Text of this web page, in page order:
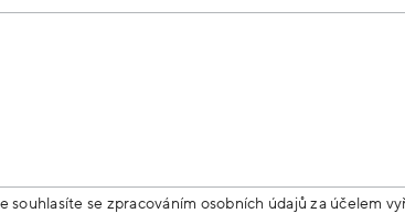
souhlasíte se zpracováním osobních údajů za účelem